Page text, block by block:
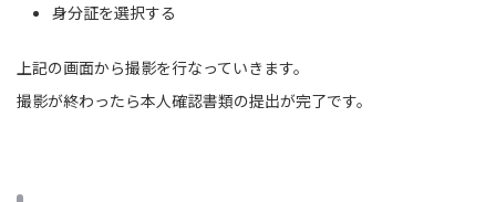
身分証を選択する
上記の画面から撮影を行なっていきます。
撮影が終わったら本人確認書類の提出が完了です。